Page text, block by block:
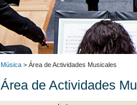
Música > Área de Actividades Musicales
Área de Actividades